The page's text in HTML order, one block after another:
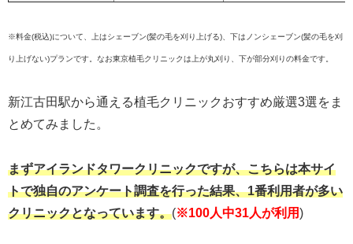
※料金(税込)について、上はシェーブン(髪の毛を刈り上げる)、下はノンシェーブン(髪の毛を刈
り上げない)プランです。なお東京植毛クリニックは上が丸刈り、下が部分刈りの料金です。
新江古田駅から通える植毛クリニックおすすめ厳選3選をま
とめてみました。
まずアイランドタワークリニックですが、こちらは本サイ
トで独自のアンケート調査を行った結果、1番利用者が多い
クリニックとなっています。(※100人中31人が利用)